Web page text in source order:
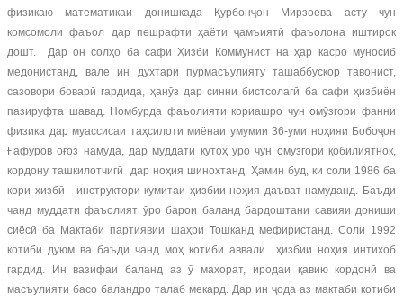
физикаю математикаи донишкада Қурбонҷон Мирзоева асту чун
комсомоли фаъол дар пешрафти ҳаёти ҷамъиятӣ фаъолона иштирок
дошт. Дар он солҳо ба сафи Ҳизби Коммунист на ҳар касро муносиб
медонистанд, вале ин духтари пурмасъулияту ташаббускор тавонист,
сазовори боварӣ гардида, ҳанӯз дар синни бистсолагӣ ба сафи ҳизбиён
пазируфта шавад. Номбурда фаъолияти кориашро чун омӯзгори фанни
физика дар муассисаи таҳсилоти миёнаи умумии 36-уми ноҳияи Бобоҷон
Ғафуров оғоз намуда, дар муддати кӯтоҳ ӯро чун омӯзгори қобилиятнок,
кордону ташкилотчигӣ дар ноҳия шинохтанд. Ҳамин буд, ки соли 1986 ба
кори ҳизбӣ - инструктори кумитаи ҳизбии ноҳия даъват намуданд. Баъди
чанд муддати фаъолият ӯро барои баланд бардоштани савияи дониши
сиёсӣ ба Мактаби партиявии шаҳри Тошканд мефиристанд. Соли 1992
котиби дуюм ва баъди чанд моҳ котиби аввали ҳизбии ноҳия интихоб
гардид. Ин вазифаи баланд аз ӯ маҳорат, иродаи қавию кордонӣ ва
масъулияти басо баландро талаб мекард. Дар ин ҷода аз мактаби котиби